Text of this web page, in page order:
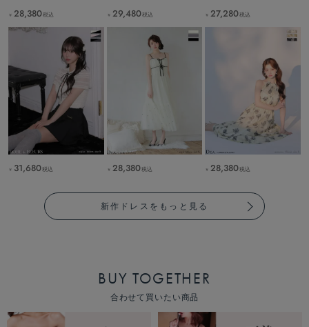
￥ 28,380税込 ￥ 29,480税込 ￥ 27,280税込
￥ 31,680税込 ￥ 28,380税込 ￥ 28,380税込
新作ドレスをもっと見る
BUY TOGETHER
合わせて買いたい商品